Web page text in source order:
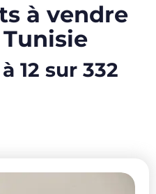
à vendre
12 sur 332